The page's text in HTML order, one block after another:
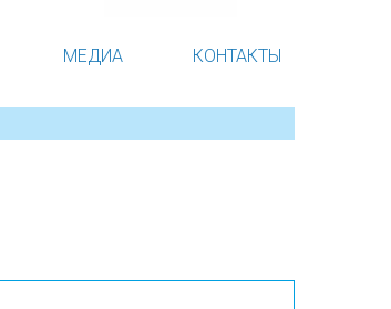
МЕДИА КОНТАКТЫ